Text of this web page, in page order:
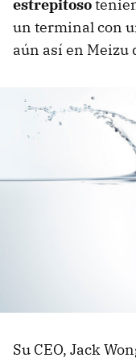
estrepitoso
un terminal con
aún así en Meizu
Su CEO, Jack